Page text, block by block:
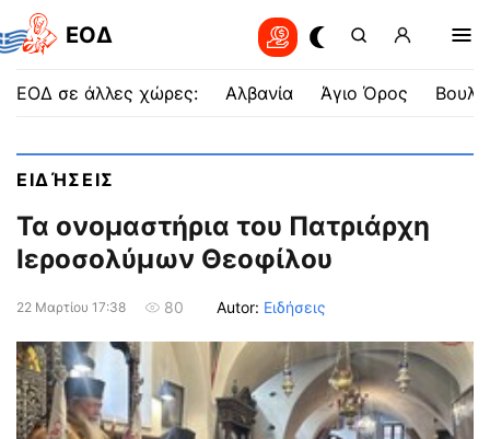
EOΔ
ΕΟΔ σε άλλες χώρες: Αλβανία Άγιο Όρος
ΕΙΔΉΣΕΙΣ
Τα ονομαστήρια του Πατριάρχη
Ιεροσολύμων Θεοφίλου
22 Μαρτίου 17:38 80 Autor: Ειδήσεις